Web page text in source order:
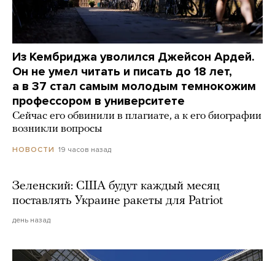
Из Кембриджа уволился Джейсон Ардей.
Он не умел читать и писать до 18 лет,
а в 37 стал самым молодым темнокожим
профессором в университете
Сейчас его обвинили в плагиате, а к его биографии
возникли вопросы
НОВОСТИ 19 часов назад
Зеленский: США будут каждый месяц
поставлять Украине ракеты для Patriot
день назад